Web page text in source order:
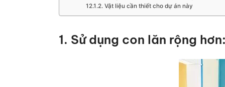
Vật liệu cần thiết cho dự án này
1. Sử dụng con lăn rộng